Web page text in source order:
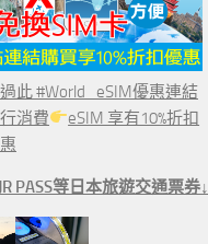
此 #World_eSIM優惠連結
消費
eSIM 享有10%折扣
PASS等日本旅遊交通票券↓